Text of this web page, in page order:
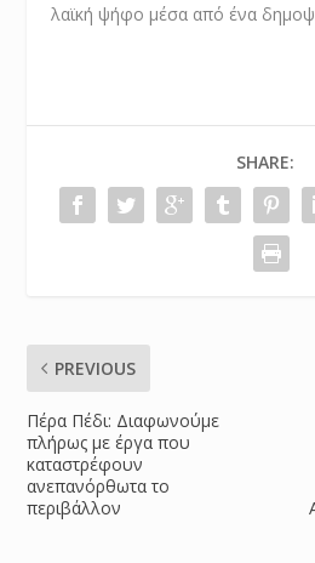
λαϊκή ψήφο μέσα από ένα
SHARE:
PREVIOUS
Πέρα Πέδι: Διαφωνούμε
πλήρως με έργα που
καταστρέφουν
ανεπανόρθωτα το
περιβάλλον